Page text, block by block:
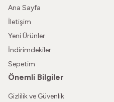
Ana Sayfa
İletişim
Yeni Ürünler
İndirimdekiler
Sepetim
Önemli Bilgiler
Gizlilik ve Güvenlik